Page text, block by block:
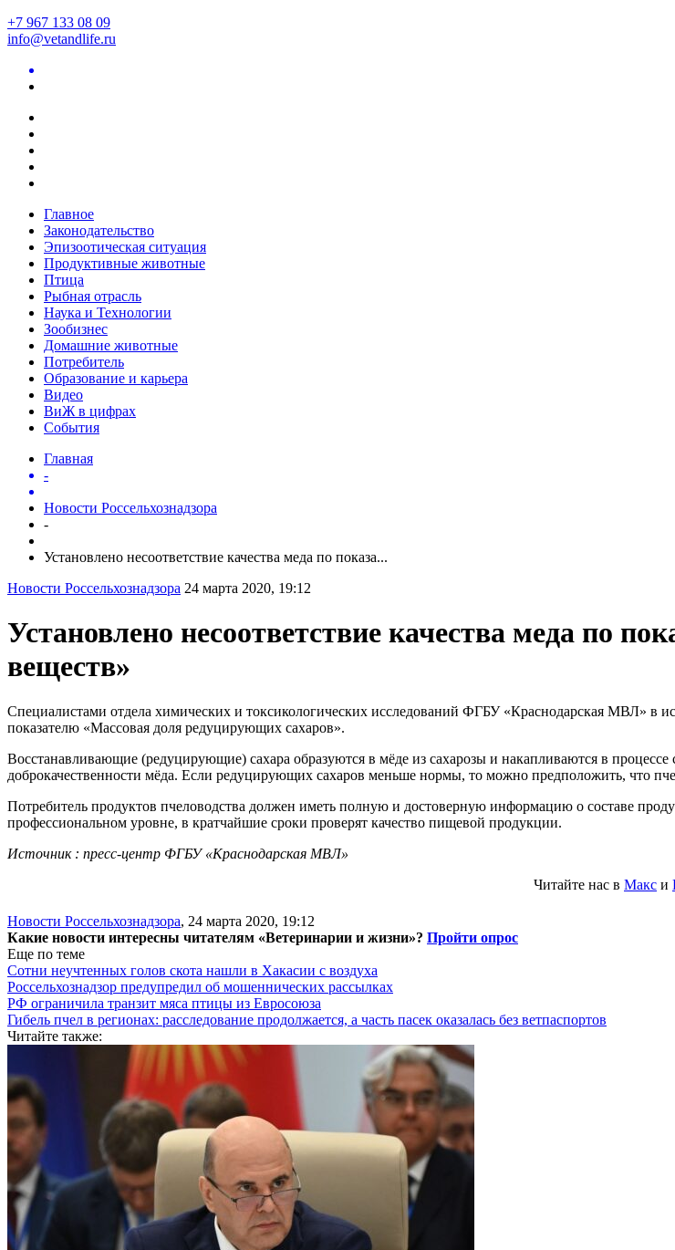
+7 967 133 08 09
info@vetandlife.ru
Главное
Законодательство
Эпизоотическая ситуация
Продуктивные животные
Птица
Рыбная отрасль
Наука и Технологии
Зообизнес
Домашние животные
Потребитель
Образование и карьера
Видео
ВиЖ в цифрах
События
Главная
-
Новости Россельхознадзора
-
Установлено несоответствие качества меда по показа...
Новости Россельхознадзора 24 марта 2020, 19:12
Установлено несоответствие качества меда по
веществ»
Специалистами отдела химических и токсикологических исследований ФГБУ «Краснодарская МВЛ» в
показателю «Массовая доля редуцирующих сахаров».
Восстанавливающие (редуцирующие) сахара образуются в мёде из сахарозы и накапливаются в процессе
доброкачественности мёда. Если редуцирующих сахаров меньше нормы, то можно предположить, что
Потребитель продуктов пчеловодства должен иметь полную и достоверную информацию о составе
профессиональном уровне, в кратчайшие сроки проверят качество пищевой продукции.
Источник : пресс-центр ФГБУ «Краснодарская МВЛ»
Читайте нас в Макс и
Новости Россельхознадзора, 24 марта 2020, 19:12
Какие новости интересны читателям «Ветеринарии и жизни»? Пройти опрос
Еще по теме
Сотни неучтенных голов скота нашли в Хакасии с воздуха
Россельхознадзор предупредил об мошеннических рассылках
РФ ограничила транзит мяса птицы из Евросоюза
Гибель пчел в регионах: расследование продолжается, а часть пасек оказалась без ветпаспортов
Читайте также: